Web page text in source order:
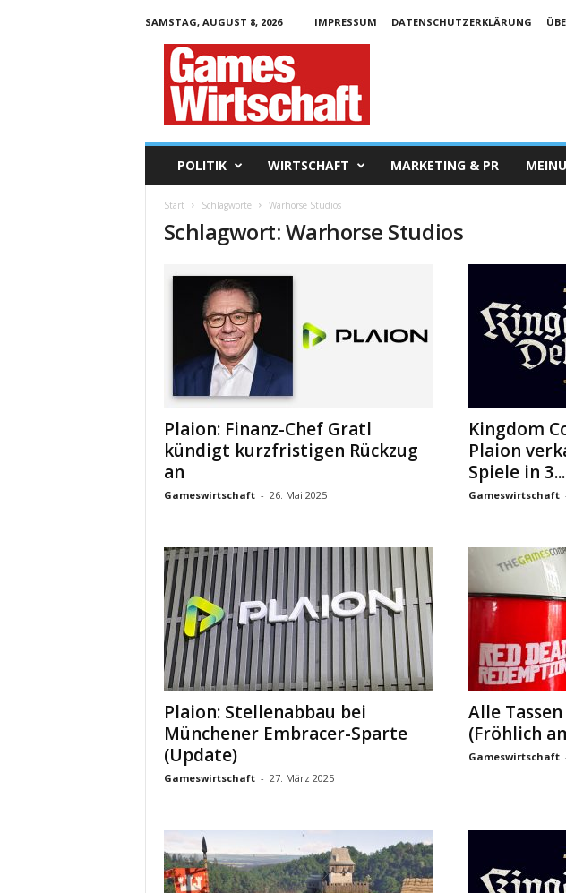
SAMSTAG, AUGUST 8, 2026 IMPRESSUM DATENSCHUTZERKLÄRUNG
POLITIK WIRTSCHAFT MARKETING & PR
Start Schlagworte Warhorse Studios
Schlagwort: Warhorse Studios
Plaion: Finanz-Chef Gratl
kündigt kurzfristigen Rückzug
an
Gameswirtschaft - 26. Mai 2025
Kingdom
Plaion
Spiele in 3...
Gameswirtschaft
Plaion: Stellenabbau bei
Münchener Embracer-Sparte
(Update)
Gameswirtschaft - 27. März 2025
Alle
(Fröhlich
Gameswirtschaft